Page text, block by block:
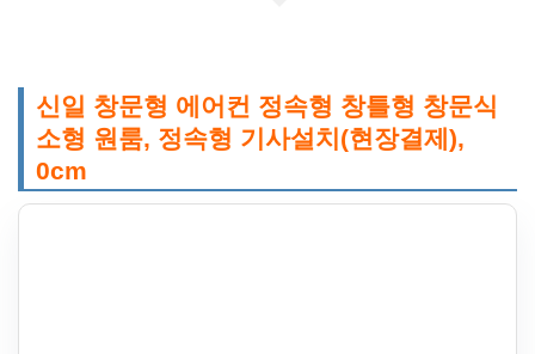
신일 창문형 에어컨 정속형 창틀형 창문식
소형 원룸, 정속형 기사설치(현장결제),
0cm